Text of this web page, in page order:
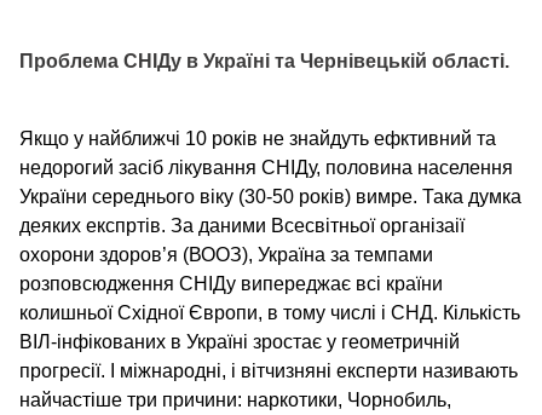
Проблема СНІДу в Україні та Чернівецькій області.
Якщо у найближчі 10 років не знайдуть ефктивний та
недорогий засіб лікування СНІДу, половина населення
України середнього віку (30-50 років) вимре. Така думка
деяких експртів. За даними Всесвітньої організаії
охорони здоров’я (ВООЗ), Україна за темпами
розповсюдження СНІДу випереджає всі країни
колишньої Східної Європи, в тому числі і СНД. Кількість
ВІЛ-інфікованих в Україні зростає у геометричній
прогресії. І міжнародні, і вітчизняні експерти називають
найчастіше три причини: наркотики, Чорнобиль,